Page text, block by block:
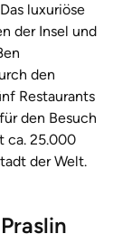
luxuriöse
der Insel und
den
Restaurants
den Besuch
ca. 25.000
der Welt.